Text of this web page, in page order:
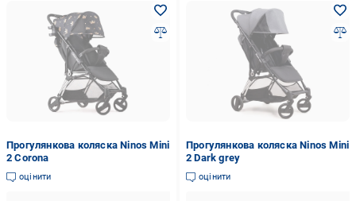
Прогулянкова коляска Ninos Mini
2 Corona
оцінити
Прогулянкова коляска Ninos Mini
2 Dark grey
оцінити